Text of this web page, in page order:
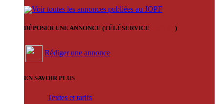
Voir toutes les annonces publiées au JOPF
DÉPOSER UNE ANNONCE (TÉLÉSERVICE )
Rédiger une annonce
EN SAVOIR PLUS
Textes et tarifs